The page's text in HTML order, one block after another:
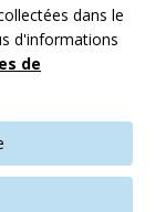
dans le
d'informations
de